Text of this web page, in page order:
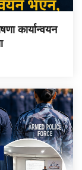
कार्यान्वयन